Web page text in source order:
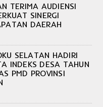
TERIMA AUDIENSI
SINERGI
DAERAH
SELATAN HADIRI
INDEKS DESA TAHUN
PMD PROVINSI